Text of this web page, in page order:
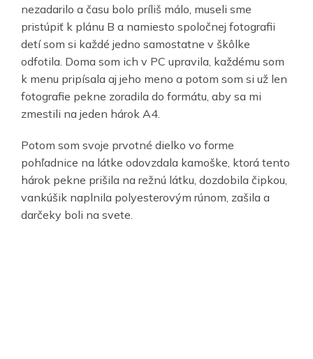
nezadarilo a času bolo príliš málo, museli sme
pristúpiť k plánu B a namiesto spoločnej fotografii
detí som si každé jedno samostatne v škôlke
odfotila. Doma som ich v PC upravila, každému som
k menu pripísala aj jeho meno a potom som si už len
fotografie pekne zoradila do formátu, aby sa mi
zmestili na jeden hárok A4.
Potom som svoje prvotné dielko vo forme
pohľadnice na látke odovzdala kamoške, ktorá tento
hárok pekne prišila na režnú látku, dozdobila čipkou,
vankúšik naplnila polyesterovým rúnom, zašila a
darčeky boli na svete.